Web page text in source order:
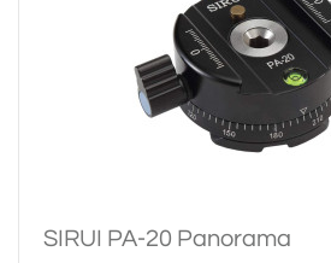
SIRUI PA-20 Panorama